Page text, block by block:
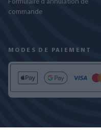
Formulaire d’annulation de
commande
MODES DE PAIEMENT